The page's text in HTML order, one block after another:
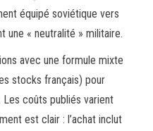
équipé soviétique vers
une « neutralité » militaire.
avec une formule mixte
stocks français) pour
coûts publiés varient
est clair : l’achat inclut